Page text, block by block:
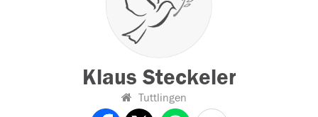
Klaus Steckeler
Tuttlingen